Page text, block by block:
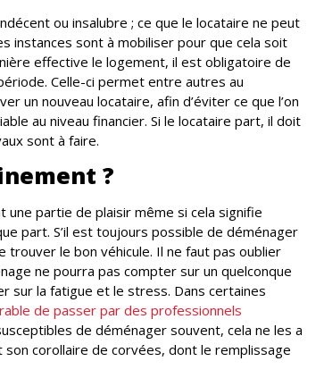
ou insalubre ; ce que le locataire ne peut
instances sont à mobiliser pour que cela soit
effective le logement, il est obligatoire de
Celle-ci permet entre autres au
un nouveau locataire, afin d’éviter ce que l’on
au niveau financier. Si le locataire part, il doit
sont à faire.
?
une partie de plaisir même si cela signifie
part. S’il est toujours possible de déménager
trouver le bon véhicule. Il ne faut pas oublier
ne pourra pas compter sur un quelconque
sur la fatigue et le stress. Dans certaines
de passer par des professionnels
de déménager souvent, cela ne les a
corollaire de corvées, dont le remplissage